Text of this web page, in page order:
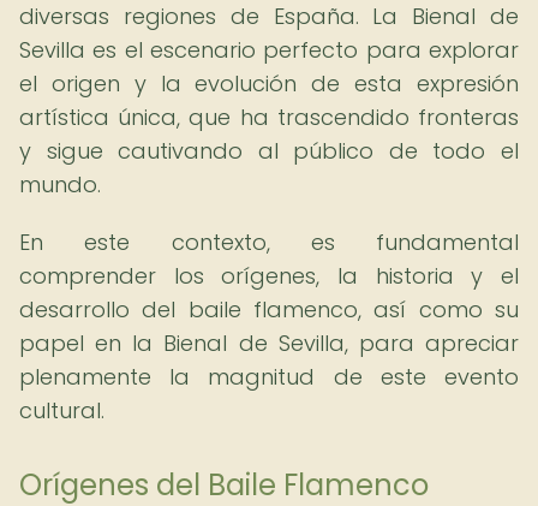
diversas regiones de España. La Bienal de
Sevilla es el escenario perfecto para explorar
el origen y la evolución de esta expresión
artística única, que ha trascendido fronteras
y sigue cautivando al público de todo el
mundo.
En este contexto, es fundamental
comprender los orígenes, la historia y el
desarrollo del baile flamenco, así como su
papel en la Bienal de Sevilla, para apreciar
plenamente la magnitud de este evento
cultural.
Orígenes del Baile Flamenco